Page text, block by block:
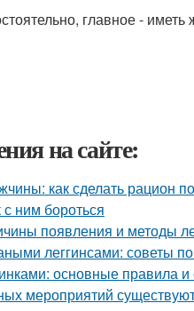
главное - иметь
на сайте:
как сделать рацион
с ним бороться
появления и методы
леггинсами: советы
основные правила и
мероприятий